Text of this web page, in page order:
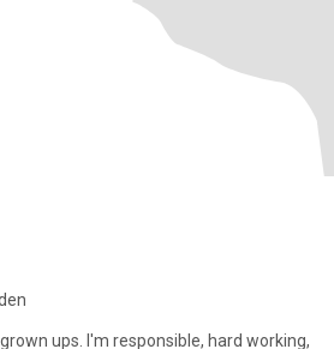
ups. I'm responsible, hard working,